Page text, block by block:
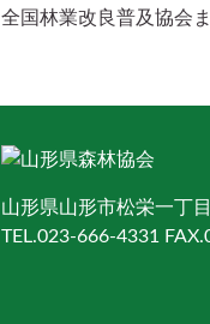
全国林業改良普及協会
山形県山形市松栄一丁
TEL.023-666-4331